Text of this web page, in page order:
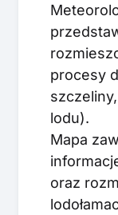
procesy
lodu).
Mapa
oraz